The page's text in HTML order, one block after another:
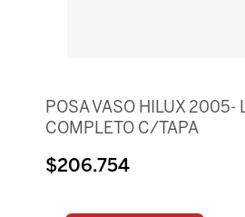
POSA VASO HILUX 2005-
COMPLETO C/TAPA
$206.754